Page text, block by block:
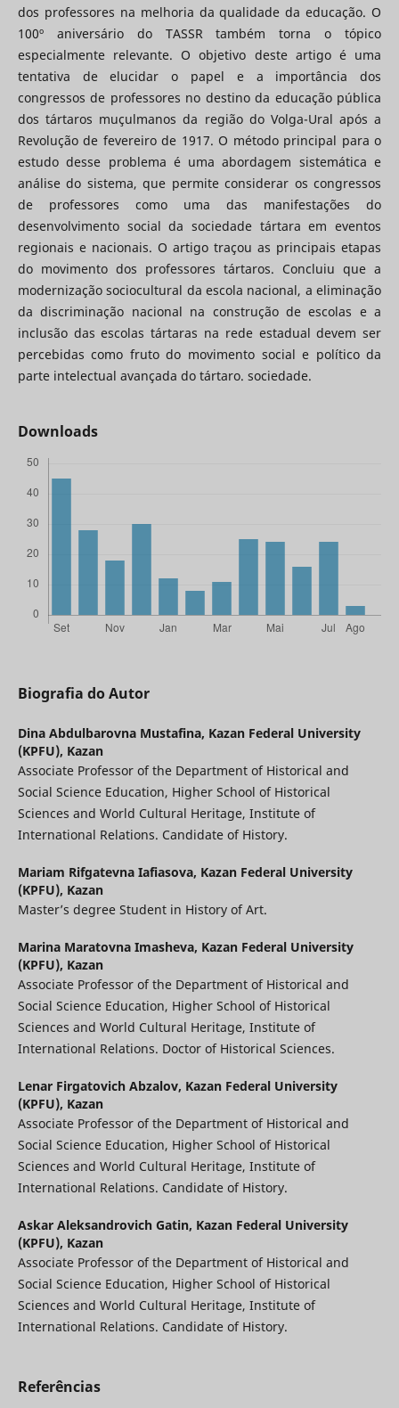
dos professores na melhoria da qualidade da educação. O
100º aniversário do TASSR também torna o tópico
especialmente relevante. O objetivo deste artigo é uma
tentativa de elucidar o papel e a importância dos
congressos de professores no destino da educação pública
dos tártaros muçulmanos da região do Volga-Ural após a
Revolução de fevereiro de 1917. O método principal para o
estudo desse problema é uma abordagem sistemática e
análise do sistema, que permite considerar os congressos
de professores como uma das manifestações do
desenvolvimento social da sociedade tártara em eventos
regionais e nacionais. O artigo traçou as principais etapas
do movimento dos professores tártaros. Concluiu que a
modernização sociocultural da escola nacional, a eliminação
da discriminação nacional na construção de escolas e a
inclusão das escolas tártaras na rede estadual devem ser
percebidas como fruto do movimento social e político da
parte intelectual avançada do tártaro. sociedade.
Downloads
Biografia do Autor
Dina Abdulbarovna Mustafina, Kazan Federal University
(KPFU), Kazan
Associate Professor of the Department of Historical and
Social Science Education, Higher School of Historical
Sciences and World Cultural Heritage, Institute of
International Relations. Candidate of History.
Mariam Rifgatevna Iafiasova, Kazan Federal University
(KPFU), Kazan
Master’s degree Student in History of Art.
Marina Maratovna Imasheva, Kazan Federal University
(KPFU), Kazan
Associate Professor of the Department of Historical and
Social Science Education, Higher School of Historical
Sciences and World Cultural Heritage, Institute of
International Relations. Doctor of Historical Sciences.
Lenar Firgatovich Abzalov, Kazan Federal University
(KPFU), Kazan
Associate Professor of the Department of Historical and
Social Science Education, Higher School of Historical
Sciences and World Cultural Heritage, Institute of
International Relations. Candidate of History.
Askar Aleksandrovich Gatin, Kazan Federal University
(KPFU), Kazan
Associate Professor of the Department of Historical and
Social Science Education, Higher School of Historical
Sciences and World Cultural Heritage, Institute of
International Relations. Candidate of History.
Referências